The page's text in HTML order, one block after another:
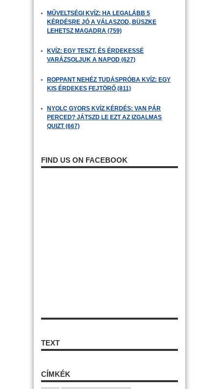
MŰVELTSÉGI KVÍZ: HA LEGALÁBB 5
KÉRDÉSRE JÓ A VÁLASZOD, BÜSZKE
LEHETSZ MAGADRA (759)
KVÍZ: EGY TESZT, ÉS ÉRDEKESSÉ
VARÁZSOLJUK A NAPOD (627)
ROPPANT NEHÉZ TUDÁSPRÓBA KVÍZ: EGY
KIS ÉRDEKES FEJTÖRŐ (811)
NYOLC GYORS KVÍZ KÉRDÉS: VAN PÁR
PERCED? JÁTSZD LE EZT AZ IZGALMAS
QUIZT (667)
FIND US ON FACEBOOK
TEXT
CÍMKÉK